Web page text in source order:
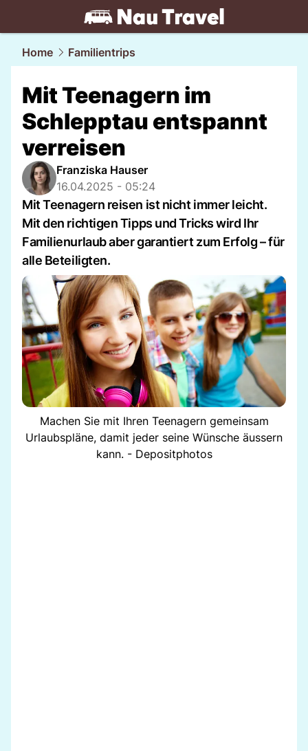
travel.NAU.ch
Home Familientrips
Mit Teenagern im
Schlepptau entspannt
verreisen
Franziska Hauser
16.04.2025 - 05:24
Mit Teenagern reisen ist nicht immer leicht.
Mit den richtigen Tipps und Tricks wird Ihr
Familienurlaub aber garantiert zum Erfolg – für
alle Beteiligten.
Machen Sie mit Ihren Teenagern gemeinsam
Urlaubspläne, damit jeder seine Wünsche äussern
kann. - Depositphotos